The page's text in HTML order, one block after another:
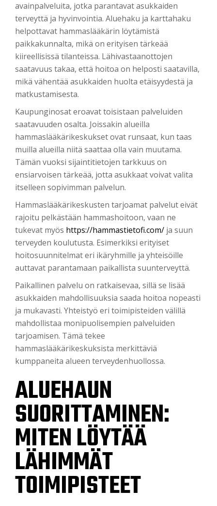
avainpalveluita, jotka parantavat asukkaiden
terveyttä ja hyvinvointia. Aluehaku ja karttahaku
helpottavat hammaslääkärin löytämistä
paikkakunnalta, mikä on erityisen tärkeää
kiireellisissä tilanteissa. Lähivastaanottojen
saatavuus takaa, että hoitoa on helposti saatavilla,
mikä vähentää asukkaiden huolta etäisyydestä ja
matkustamisesta.
Kaupunginosat eroavat toisistaan palveluiden
saatavuuden osalta. Joissakin alueilla
hammaslääkärikeskukset ovat runsaat, kun taas
muilla alueilla niitä saattaa olla vain muutama.
Tämän vuoksi sijaintitietojen tarkkuus on
ensiarvoisen tärkeää, jotta asukkaat voivat valita
itselleen sopivimman palvelun.
Hammaslääkärikeskusten tarjoamat palvelut eivät
rajoitu pelkästään hammashoitoon, vaan ne
tukevat myös https://hammastietofi.com/ ja suun
terveyden koulutusta. Esimerkiksi erityiset
hoitosuunnitelmat eri ikäryhmille ja yhteisöille
auttavat parantamaan paikallista suunterveyttä.
Paikallinen palvelu on ratkaisevaa, sillä se lisää
asukkaiden mahdollisuuksia saada hoitoa nopeasti
ja mukavasti. Yhteistyö eri toimipisteiden välillä
mahdollistaa monipuolisempien palveluiden
tarjoamisen. Tämä tekee
hammaslääkärikeskuksista merkittäviä
kumppaneita alueen terveydenhuollossa.
ALUEHAUN
SUORITTAMINEN:
MITEN LÖYTÄÄ
LÄHIMMÄT
TOIMIPISTEET